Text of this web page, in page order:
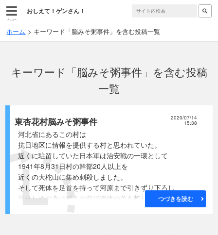
メニュー
おしえて！ゲンさん！
ホーム キーワード「脳みそ粥事件」を含む投稿一覧
キーワード「脳みそ粥事件」を含む投稿
一覧
東杏花村脳みそ粥事件 2020/07/14
15:38
河北省にあるこの村は
抗日地区に情報を提供する村と思われていた。
近くに駐留していた日本軍は治安戦の一環として
1941年8月31日村の幹部20人以上を
近くの大柁山に集め刺殺しました。
そして死体を足首を持って河原まで引きずり下ろし
見せしめの為に村人の前で遺体の首を斬りました。つづきを読む